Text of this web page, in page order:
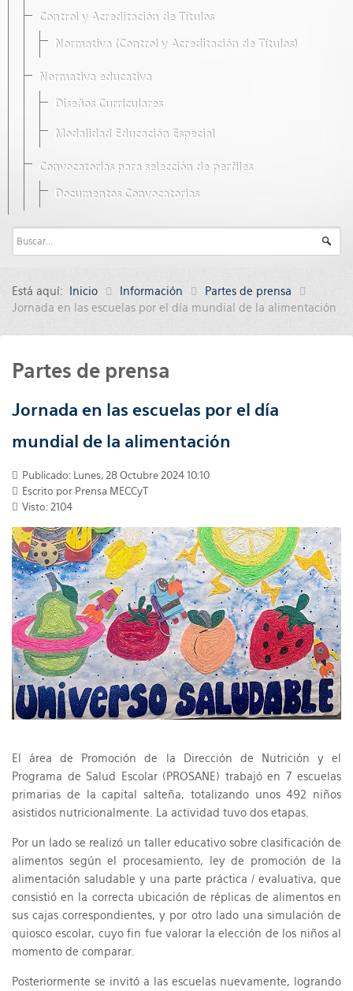
Control y Acreditación de Títulos
Normativa (Control y Acreditación de Títulos)
Normativa educativa
Diseños Curriculares
Modalidad Educación Especial
Convocatorias para selección de perfiles
Documentos Convocatorias
Está aquí: Inicio Información
Partes de prensa
Jornada en las escuelas por el día mundial de la alimentación
Partes de prensa
Jornada en las escuelas por el día
mundial de la alimentación
Publicado: Lunes, 28 Octubre 2024 10:10
Escrito por Prensa MECCyT
Visto: 2104
El área de Promoción de la Dirección de Nutrición y el
Programa de Salud Escolar (PROSANE) trabajó en 7 escuelas
primarias de la capital salteña, totalizando unos 492 niños
asistidos nutricionalmente. La actividad tuvo dos etapas.
Por un lado se realizó un taller educativo sobre clasificación de
alimentos según el procesamiento, ley de promoción de la
alimentación saludable y una parte práctica / evaluativa, que
consistió en la correcta ubicación de réplicas de alimentos en
sus cajas correspondientes, y por otro lado una simulación de
quiosco escolar, cuyo fin fue valorar la elección de los niños al
momento de comparar.
Posteriormente se invitó a las escuelas nuevamente, logrando